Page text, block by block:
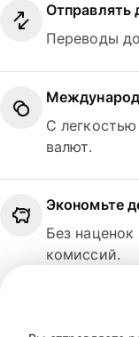
Отправлять
Переводы
С
валют.
Экономьте
Без
комиссий.